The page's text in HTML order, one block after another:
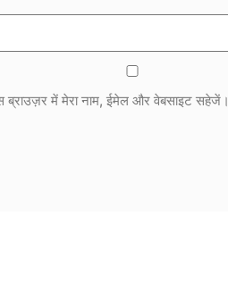
ब्राउज़र में मेरा नाम, ईमेल और वेबसाइट सहेजें।